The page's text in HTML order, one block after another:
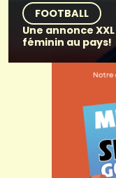
FOOTBALL
Une annonce
féminin au pays!